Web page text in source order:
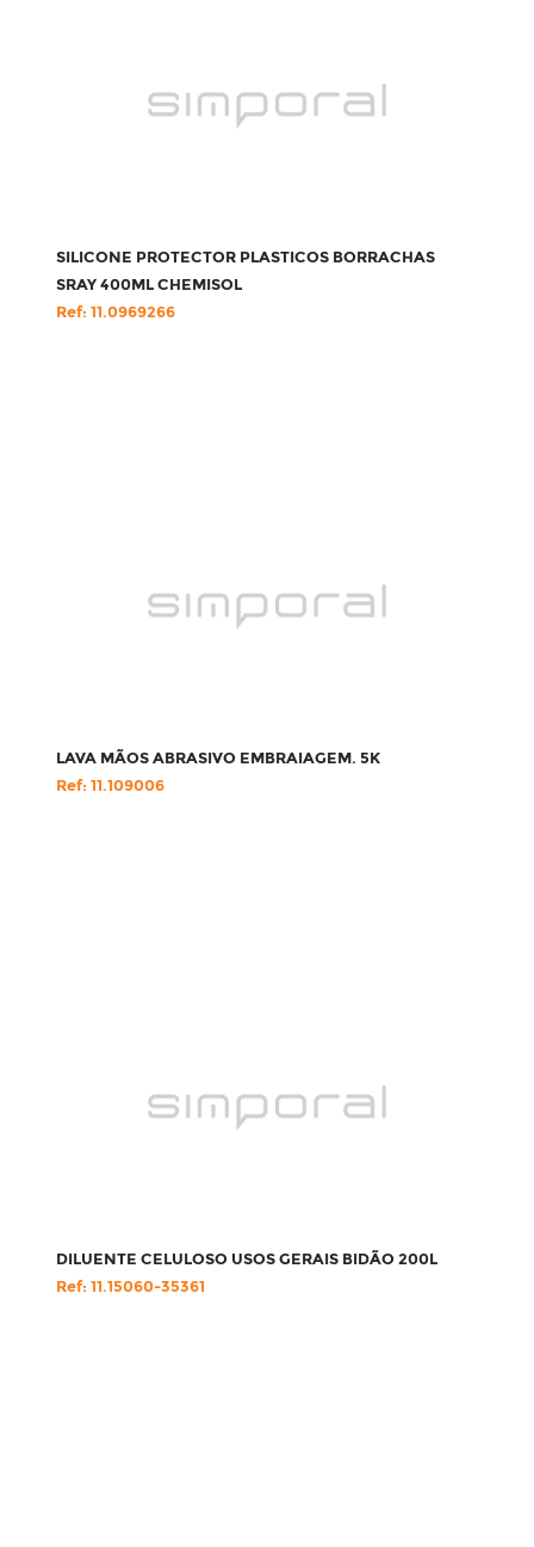
SILICONE PROTECTOR PLASTICOS BORRACHAS
SRAY 400ML CHEMISOL
Ref: 11.0969266
LAVA MÃOS ABRASIVO EMBRAIAGEM. 5K
Ref: 11.109006
DILUENTE CELULOSO USOS GERAIS BIDÃO 200L
Ref: 11.15060-35361